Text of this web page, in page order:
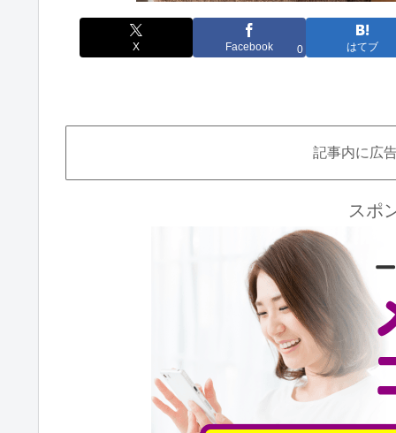
X Facebook 0 はてブ
記事内に広
スポ